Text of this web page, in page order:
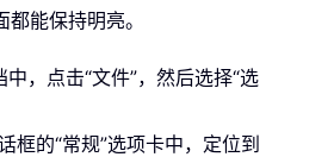
能保持明亮。
，点击“文件”，然后选择“选
框的“常规”选项卡中，定位到